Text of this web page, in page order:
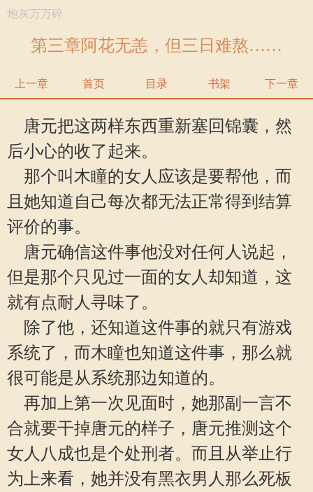
炮灰万万碎
第三章阿花无恙，但三日难熬……
上一章 首页 目录 书架 下一章
唐元把这两样东西重新塞回锦囊，然
后小心的收了起来。
那个叫木瞳的女人应该是要帮他，而
且她知道自己每次都无法正常得到结算
评价的事。
唐元确信这件事他没对任何人说起，
但是那个只见过一面的女人却知道，这
就有点耐人寻味了。
除了他，还知道这件事的就只有游戏
系统了，而木瞳也知道这件事，那么就
很可能是从系统那边知道的。
再加上第一次见面时，她那副一言不
合就要干掉唐元的样子，唐元推测这个
女人八成也是个处刑者。而且从举止行
为上来看，她并没有黑衣男人那么死板